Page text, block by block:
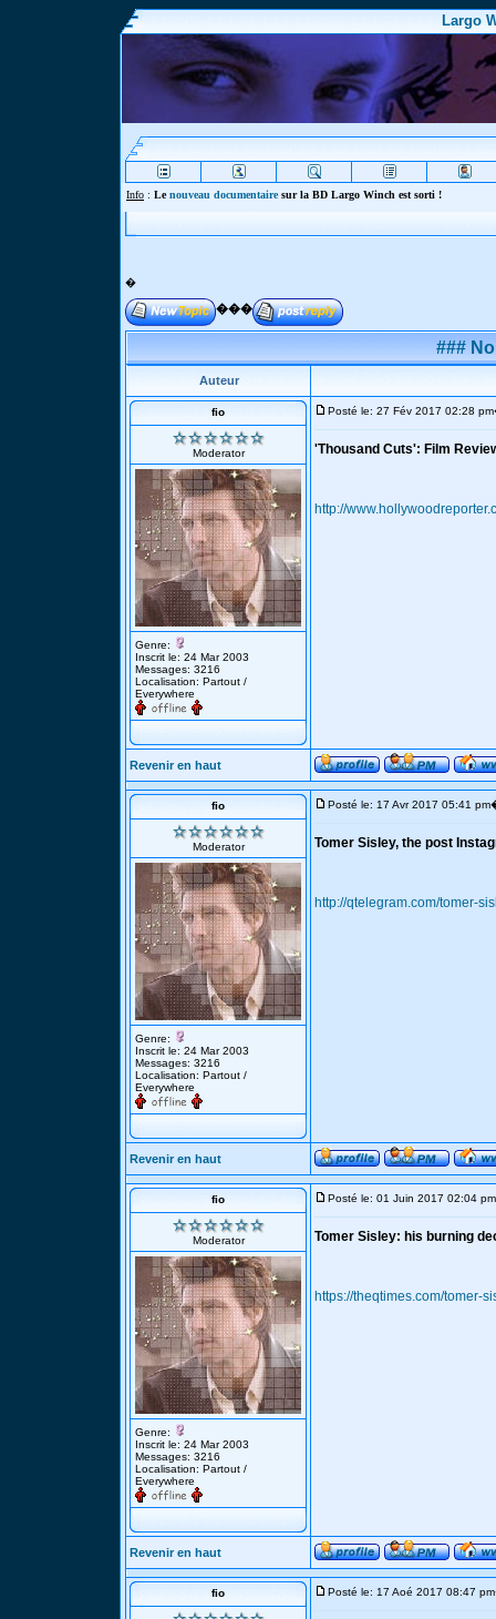
Largo
In
�
���
###
Auteur
fio
Moderator
Genre:
Inscrit le: 24 Mar 2003
Messages: 3216
Localisation: Partout /
Everywhere
Posté le: 27 Fév 2017 02:28 pm
'Thousand Cuts': Film
http://
Revenir en haut
fio
Moderator
Genre:
Inscrit le: 24 Mar 2003
Messages: 3216
Localisation: Partout /
Everywhere
Posté le: 17 Avr 2017 05:41 pm
Tomer Sisley, the post
http://qtelegram.com/tomer-
Revenir en haut
fio
Moderator
Genre:
Inscrit le: 24 Mar 2003
Messages: 3216
Localisation: Partout /
Everywhere
Posté le: 01 Juin 2017 02:04 pm
Tomer Sisley: his burning
https://theqtimes.com/tomer-
Revenir en haut
fio Posté le: 17 Aoé 2017 08:47 pm